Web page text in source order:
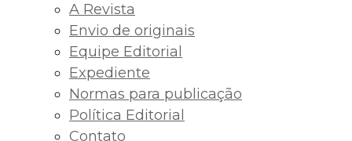
A Revista
Envio de originais
Equipe Editorial
Expediente
Normas para publicação
Política Editorial
Contato